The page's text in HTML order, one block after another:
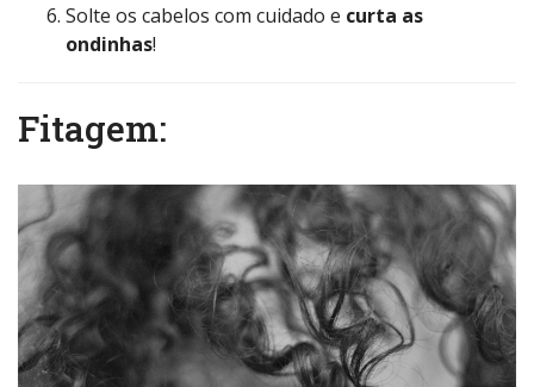
Solte os cabelos com cuidado e curta as
ondinhas!
Fitagem: